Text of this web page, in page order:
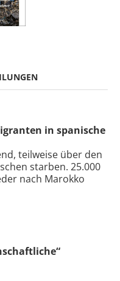
in spanische
teilweise über den
starben. 25.000
nach Marokko